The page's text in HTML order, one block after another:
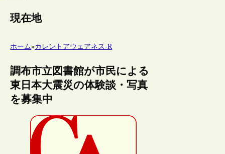
現在地
ホーム»カレントアウェアネス-R
調布市立図書館が市民による
東日本大震災の体験談・写真
を募集中